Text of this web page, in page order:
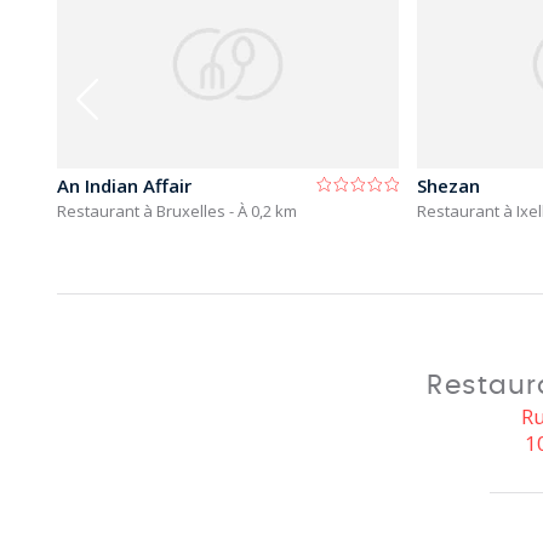
An Indian Affair
Restaurant à Bruxelles - À 0,2 km
Shezan
Restaurant à